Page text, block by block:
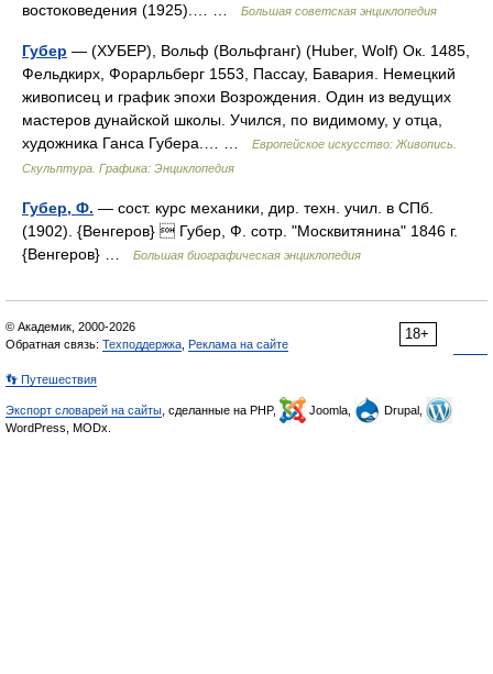
востоковедения (1925).… …
Большая советская энциклопедия
Губер — (ХУБЕР), Вольф (Вольфганг) (Huber, Wolf) Ок. 1485,
Фельдкирх, Форарльберг 1553, Пассау, Бавария. Немецкий
живописец и график эпохи Возрождения. Один из ведущих
мастеров дунайской школы. Учился, по видимому, у отца,
художника Ганса Губера.… …
Европейское искусство: Живопись.
Скульптура. Графика: Энциклопедия
Губер, Ф. — сост. курс механики, дир. техн. учил. в СПб.
(1902). {Венгеров}  Губер, Ф. сотр. "Москвитянина" 1846 г.
{Венгеров} …
Большая биографическая энциклопедия
18+
© Академик, 2000-2026
Обратная связь: Техподдержка Реклама на сайте
👣 Путешествия
Экспорт словарей на сайты , сделанные на PHP, Joomla,
Drupal,
WordPress, MODx.